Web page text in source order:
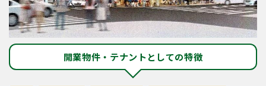
開業物件・テナントとしての特徴